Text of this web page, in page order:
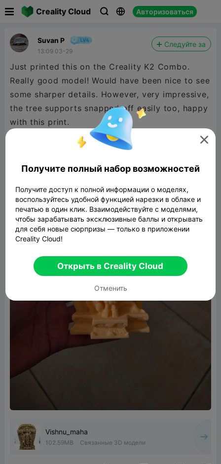
Creality Cloud   Авторизоваться
Suvan P
13:09 03-29
Следуйте за
Just printed this on the Creality K2 Combo.
Really good model! Would have been nice to see
some sharper details. However, very impressive,
the tree supports snapped off easily too, happy
with this print.
Vishnu_maha
102.59MB Связанные 3D модели

Получите полный набор возможностей
Получите доступ к полной информации о моделях,
воспользуйтесь удобной функцией нарезки в облаке и
печатью в один клик. Взаимодействуйте с моделями,
чтобы зарабатывать эксклюзивные баллы и открывать
для себя новые сюрпризы — только в приложении
Creality Cloud!
Открыть в Creality Cloud
Отменить